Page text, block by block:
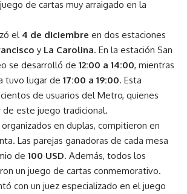
de cartas muy arraigado en la
el 4 de diciembre en dos estaciones
y La Carolina. En la estación San
se desarrolló de 12:00 a 14:00, mientras
tuvo lugar de 17:00 a 19:00. Esta
de usuarios del Metro, quienes
este juego tradicional.
en duplas, compitieron en
Las parejas ganadoras de cada mesa
de 100 USD. Además, todos los
un juego de cartas conmemorativo.
con un juez especializado en el juego